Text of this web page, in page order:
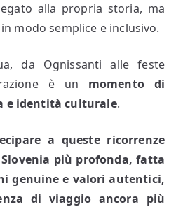
alla propria storia, ma
modo semplice e inclusivo.
da Ognissanti alle feste
è un momento di
e identità culturale.
a queste ricorrenze
più profonda, fatta
genuine e valori autentici,
di viaggio ancora più